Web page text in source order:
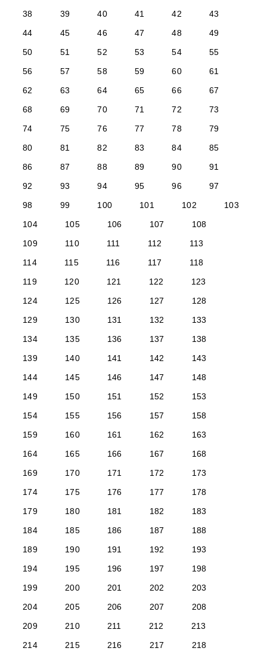
38
39 40 41 42
43
44
45 46 47 48
49
50
51 52 53 54
55
56
57 58 59 60
61
62
63 64 65 66
67
68
69 70 71 72
73
74
75 76 77 78
79
80
81 82 83 84
85
86
87 88 89 90
91
92
93 94 95 96
97
98
99 100 101 102
103
104
105 106 107
108
109
110 111 112
113
114
115 116 117
118
119
120 121 122
123
124
125 126 127
128
129
130 131 132
133
134
135 136 137
138
139
140 141 142
143
144
145 146 147
148
149
150 151 152
153
154
155 156 157
158
159
160 161 162
163
164
165 166 167
168
169
170 171 172
173
174
175 176 177
178
179
180 181 182
183
184
185 186 187
188
189
190 191 192
193
194
195 196 197
198
199
200 201 202
203
204
205 206 207
208
209
210 211 212
213
214
215 216 217
218